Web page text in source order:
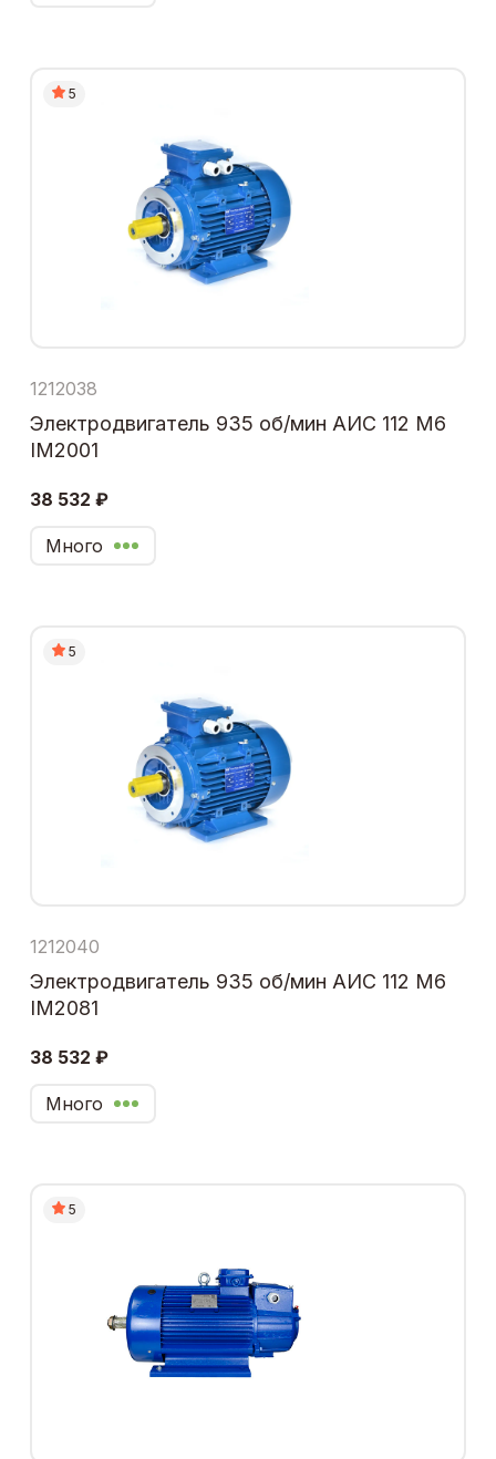
5
1212038
Электродвигатель 935 об/мин АИС 112 М6
IM2001
38 532 ₽
Много
5
1212040
Электродвигатель 935 об/мин АИС 112 М6
IM2081
38 532 ₽
Много
5